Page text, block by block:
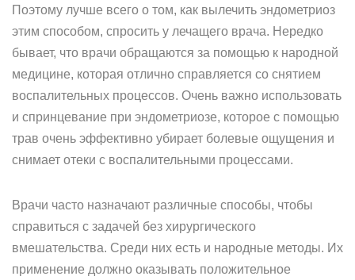
Поэтому лучше всего о том, как вылечить эндометриоз
этим способом, спросить у лечащего врача. Нередко
бывает, что врачи обращаются за помощью к народной
медицине, которая отлично справляется со снятием
воспалительных процессов. Очень важно использовать
и спринцевание при эндометриозе, которое с помощью
трав очень эффективно убирает болевые ощущения и
снимает отеки с воспалительными процессами.
Врачи часто назначают различные способы, чтобы
справиться с задачей без хирургического
вмешательства. Среди них есть и народные методы. Их
применение должно оказывать положительное